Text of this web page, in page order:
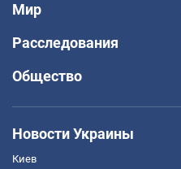
Мир
Расследования
Общество
Новости Украины
Киев